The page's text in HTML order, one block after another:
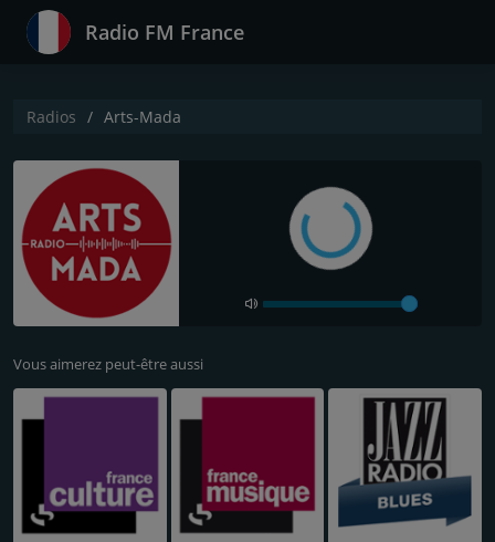
Radio FM France
Radios Arts-Mada
Vous aimerez peut-être aussi